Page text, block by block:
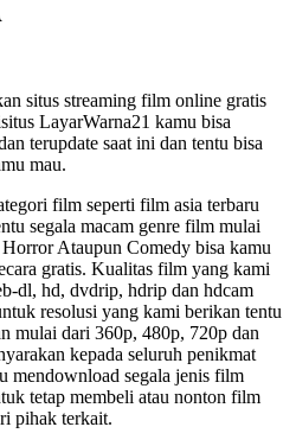
situs streaming film online gratis
LayarWarna21 kamu bisa
terupdate saat ini dan tentu bisa
mau.
film seperti film asia terbaru
segala macam genre film mulai
Ataupun Comedy bisa kamu
gratis. Kualitas film yang kami
dl, hd, dvdrip, hdrip dan hdcam
resolusi yang kami berikan tentu
mulai dari 360p, 480p, 720p dan
kepada seluruh penikmat
mendownload segala jenis film
tetap membeli atau nonton film
pihak terkait.